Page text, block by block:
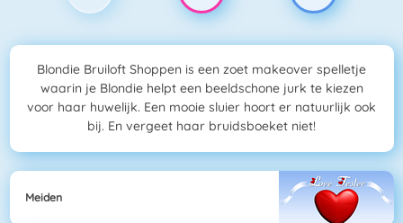
Blondie Bruiloft Shoppen is een zoet makeover spelletje
waarin je Blondie helpt een beeldschone jurk te kiezen
voor haar huwelijk. Een mooie sluier hoort er natuurlijk ook
bij. En vergeet haar bruidsboeket niet!
Meiden